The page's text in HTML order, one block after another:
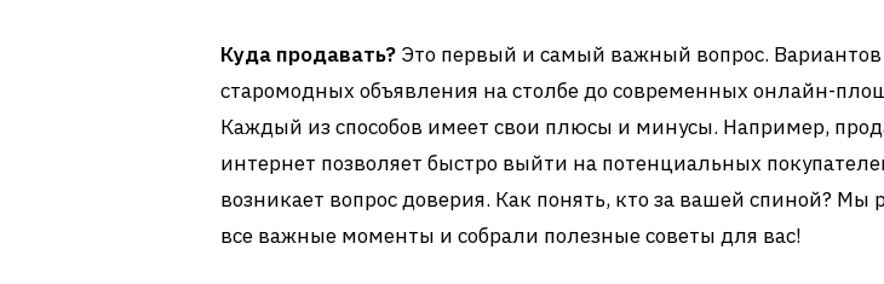
Куда продавать? Это первый и самый важный вопрос. Вариантов
старомодных объявления на столбе до современных онлайн-
Каждый из способов имеет свои плюсы и минусы. Например,
интернет позволяет быстро выйти на потенциальных
возникает вопрос доверия. Как понять, кто за вашей спиной? Мы
все важные моменты и собрали полезные советы для вас!